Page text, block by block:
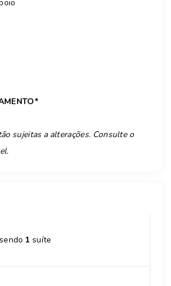
sujeitas a alterações. Consulte o
1 suíte